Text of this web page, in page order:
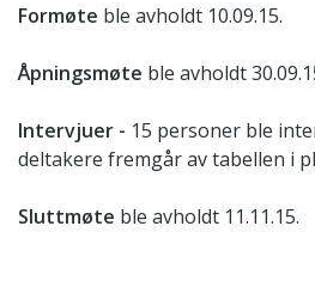
Formøte ble avholdt 10.09.15.
Åpningsmøte ble avholdt
Intervjuer - 15 personer ble
deltakere fremgår av tabellen i
Sluttmøte ble avholdt 11.11.15.